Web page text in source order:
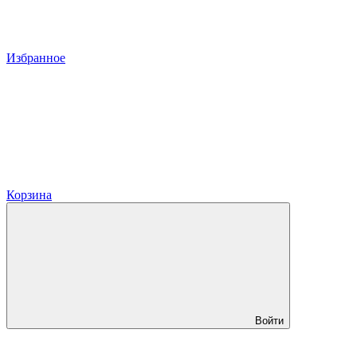
Избранное
Корзина
Войти